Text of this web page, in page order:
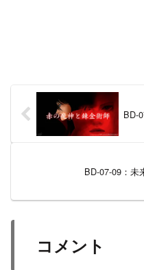
BD-
BD-07-09：未
コメント